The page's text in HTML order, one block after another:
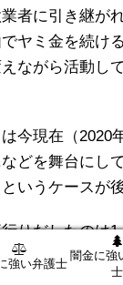
者に引き継が
ヤミ金を続け
ながら活動し
は今現在（2020
どを舞台にし
いうケースが
りだしたのは
けて。と私ヤミ
強い弁護士
闇金に強
士